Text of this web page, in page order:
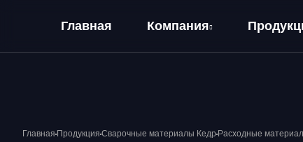
Главная Компания
Главная Продукция Сварочные материалы Кедр Расходные